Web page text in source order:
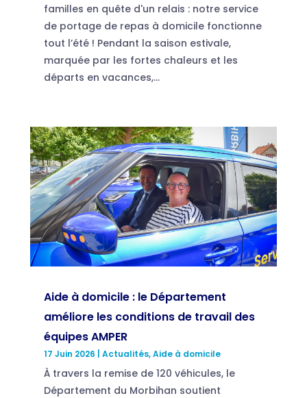
familles en quête d'un relais : notre service
de portage de repas à domicile fonctionne
tout l’été ! Pendant la saison estivale,
marquée par les fortes chaleurs et les
départs en vacances,...
Aide à domicile : le Département
améliore les conditions de travail des
équipes AMPER
17 Juin 2026 Actualités,Aide à domicile
À travers la remise de 120 véhicules, le
Département du Morbihan soutient